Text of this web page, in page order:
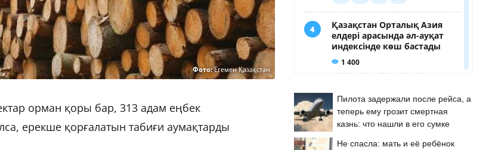
Фото:Егемен Қазақстан
орман қоры бар, 313 адам еңбек
ерекше қорғалатын табиғи аумақтарды
Пилота задержали после рейса, а
теперь ему грозит смертная
казнь: что нашли в его сумке
Не спасла: мать и её ребёнок